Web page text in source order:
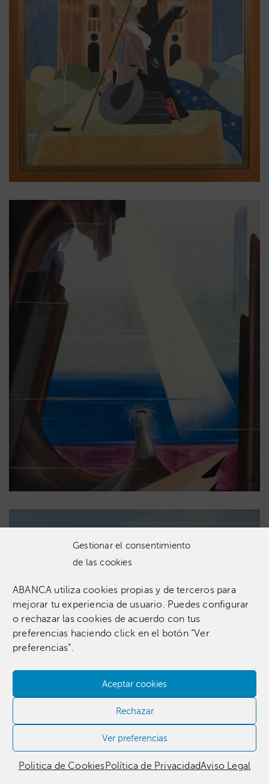
Gestionar el consentimiento
de las cookies
ABANCA utiliza cookies propias y de terceros para
mejorar tu experiencia de usuario. Puedes configurar
o rechazar las cookies de acuerdo con tus
preferencias haciendo click en el botón “Ver
preferencias”.
Aceptar cookies
Rechazar
Ver preferencias
Politica de CookiesPolítica de PrivacidadAviso Legal